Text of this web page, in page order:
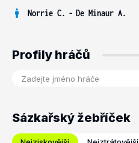
Norrie C. - De Minaur A.
Profily hráčů
Sázkařský žebříček